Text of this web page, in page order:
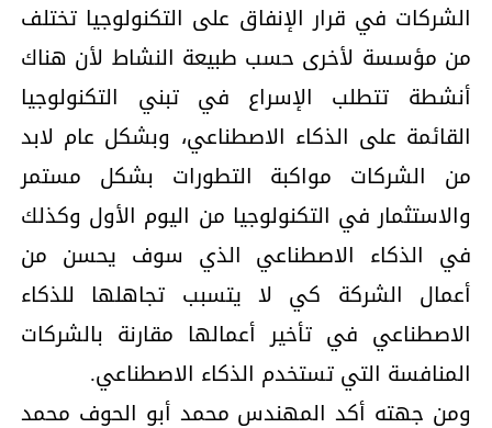
الشركات في قرار الإنفاق على التكنولوجيا تختلف
من مؤسسة لأخرى حسب طبيعة النشاط لأن هناك
أنشطة تتطلب الإسراع في تبني التكنولوجيا
القائمة على الذكاء الاصطناعي، وبشكل عام لابد
من الشركات مواكبة التطورات بشكل مستمر
والاستثمار في التكنولوجيا من اليوم الأول وكذلك
في الذكاء الاصطناعي الذي سوف يحسن من
أعمال الشركة كي لا يتسبب تجاهلها للذكاء
الاصطناعي في تأخير أعمالها مقارنة بالشركات
المنافسة التي تستخدم الذكاء الاصطناعي.
ومن جهته أكد المهندس محمد أبو الحوف محمد